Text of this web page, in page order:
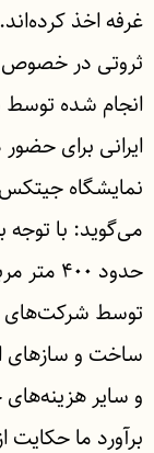
غرفه اخذ
ثروتی در خصوص
انجام شده
ایرانی برای
نمایشگاه
می‌گوید: با توجه
حدود ۴۰۰
توسط شرکت‌های
ساخت‌ و سازهای
و سایر هزینه‌های
برآورد ما